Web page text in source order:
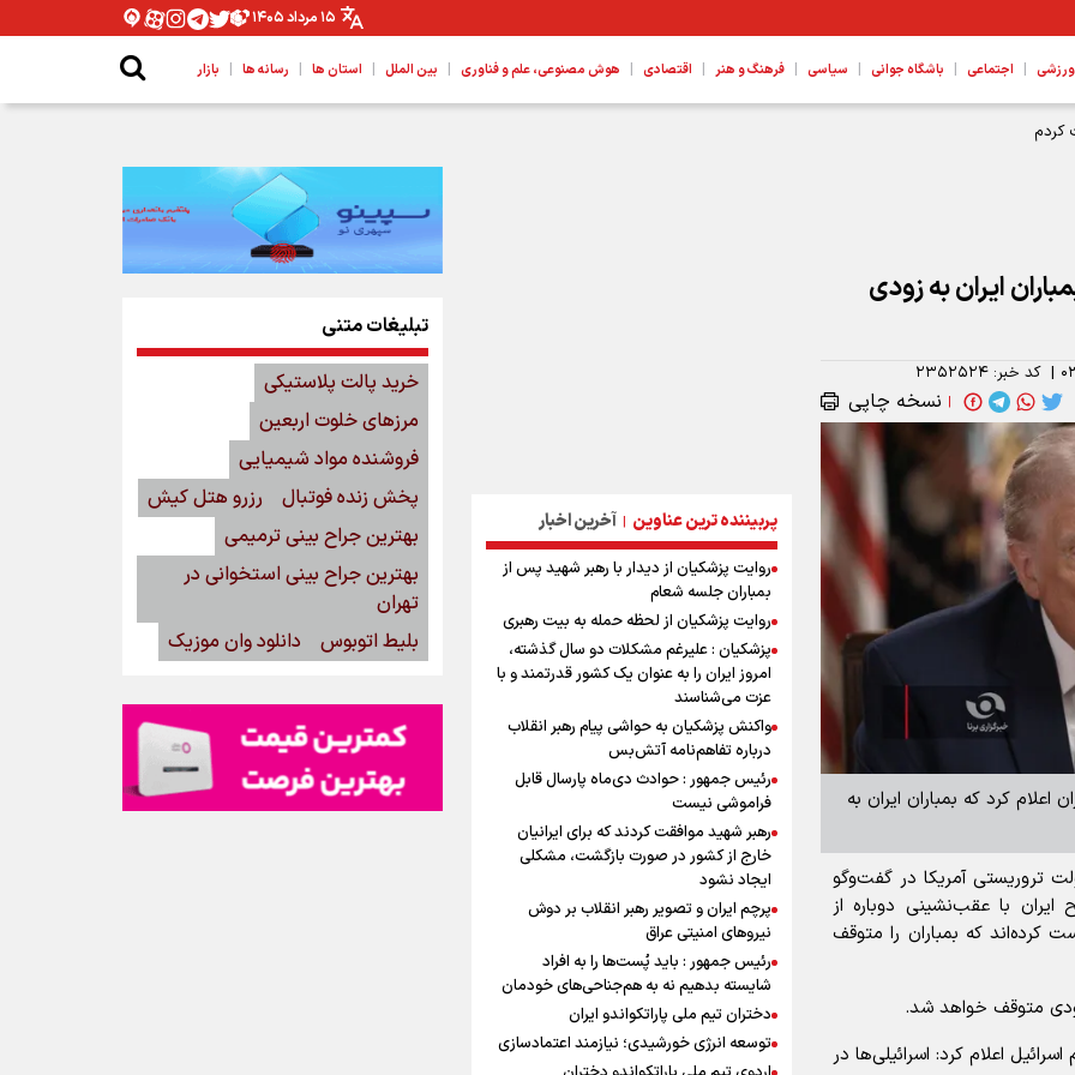
۱۵ مرداد ۱۴۰۵
ورزشی | اجتماعی | باشگاه جوانی | سیاسی | فرهنگ و هنر | اقتصادی | هوش مصنوعی، علم و فناوری | بین الملل | استان ها | رسانه ها | بازار
کردم
ایران به زودی
| کد خبر: ۲۳۵۲۵۲۴
| نسخه چاپی
کرد که بمباران ایران به
تروریستی آمریکا در گفت‌و‌گو
با عقب‌نشینی دوباره از
که بمباران را متوقف
متوقف خواهد شد.
اعلام کرد: اسرائیلی‌ها در
پربیننده ترین عناوین | آخرین اخبار
روایت پزشکیان از دیدار با رهبر شهید پس از
بمباران جلسه شعام
روایت پزشکیان از لحظه حمله به بیت رهبری
پزشکیان : علیرغم مشکلات دو سال گذشته،
امروز ایران را به عنوان یک کشور قدرتمند و با
عزت می‌شناسند
واکنش پزشکیان به حواشی پیام رهبر انقلاب
درباره تفاهم‌نامه آتش‌بس
رئیس جمهور : حوادث دی‌ماه پارسال قابل
فراموشی نیست
رهبر شهید موافقت کردند که برای ایرانیان
خارج از کشور در صورت بازگشت، مشکلی
ایجاد نشود
پرچم ایران و تصویر رهبر انقلاب بر دوش
نیروهای امنیتی عراق
رئیس جمهور : باید پُست‌ها را به افراد
شایسته بدهیم نه به هم‌جناحی‌های خودمان
دختران تیم ملی پاراتکواندو ایران
توسعه انرژی خورشیدی؛ نیازمند اعتمادسازی
تبلیغات متنی
خرید پالت پلاستیکی
مرزهای خلوت اربعین
فروشنده مواد شیمیایی
پخش زنده فوتبال
رزرو هتل کیش
بهترین جراح بینی ترمیمی
بهترین جراح بینی استخوانی در
تهران
بلیط اتوبوس
دانلود وان موزیک